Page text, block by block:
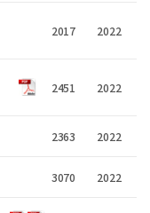
2017 2022
2451 2022
2363 2022
3070 2022